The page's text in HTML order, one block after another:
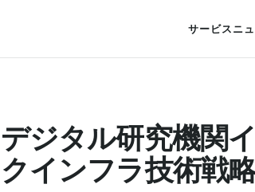
サービスニ
デジタル研究機関
クインフラ技術戦